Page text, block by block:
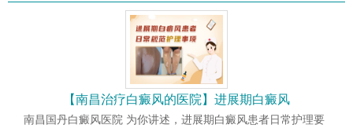
【南昌治疗白癜风的医院】进展期白癜风
南昌国丹白癜风医院 为你讲述，进展期白癜风患者日常护理要